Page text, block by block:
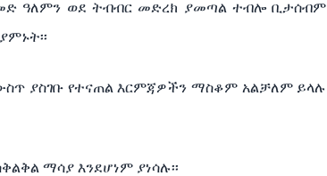
ዓለምን ወደ ትብብር መድረክ ያመጣል ተብሎ ቢታሰብም
ያስገቡ የተናጠል እርምጃዎችን ማስቆም አልቻለም ይላሉ
ማሳያ እንደሆነም ያነሳሉ፡፡